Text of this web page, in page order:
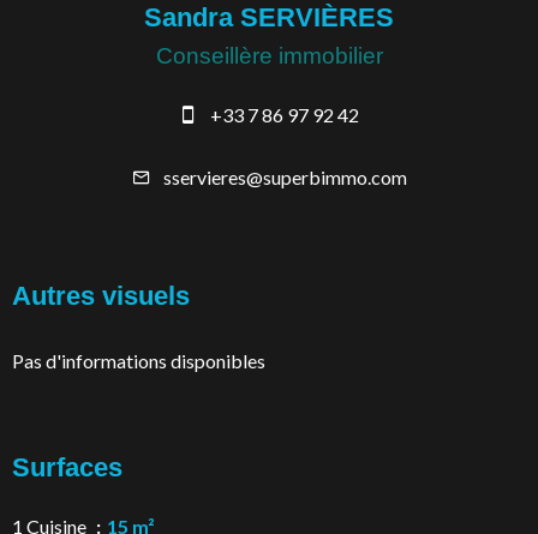
Sandra SERVIÈRES
Conseillère immobilier
+33 7 86 97 92 42
sservieres@superbimmo.com
Autres visuels
Pas d'informations disponibles
Surfaces
1 Cuisine 15 m²